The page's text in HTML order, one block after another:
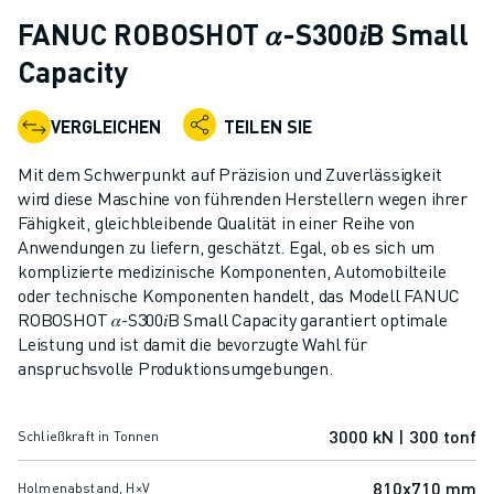
ROBOTERPALETTE
ROBOTER-STEUERUNGEN
ROBOTER-SOFTWARE
ROBOTIK-PRODUKTE FÜR DEN BILDUNGSBEREICH
ROBOTER-AUTOMATISIERUNG
KOMPAKTE CNC-BEARBEITUNGSZENTREN
ROBODRILL-FILTER
ROBODRILL KOMPAKTE CNC-BEARBEITUNGSZENTREN
ROBODRILL HARDWARE
ROBODRILL SOFTWARE
ROBODRILL VORBEUGENDE WARTUNG
ROBODRILL ROBOTER-PAKET
FANUC ROBOSHOT 𝛼-S300𝑖B Small
Capacity
VERGLEICHEN TEILEN SIE
Mit dem Schwerpunkt auf Präzision und Zuverlässigkeit
wird diese Maschine von führenden Herstellern wegen ihrer
Fähigkeit, gleichbleibende Qualität in einer Reihe von
Anwendungen zu liefern, geschätzt. Egal, ob es sich um
komplizierte medizinische Komponenten, Automobilteile
oder technische Komponenten handelt, das Modell FANUC
ROBOSHOT 𝛼-S300𝑖B Small Capacity garantiert optimale
Leistung und ist damit die bevorzugte Wahl für
anspruchsvolle Produktionsumgebungen.
Schließkraft in Tonnen 3000 kN | 300 tonf
Holmenabstand, H×V 810x710 mm